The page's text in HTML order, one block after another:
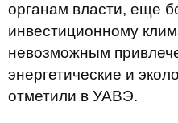
органам власти, еще
инвестиционному
невозможным
энергетические и
отметили в УАВЭ.